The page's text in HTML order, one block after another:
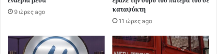
9 ώρες ago
καταψύκτη
11 ώρες ago